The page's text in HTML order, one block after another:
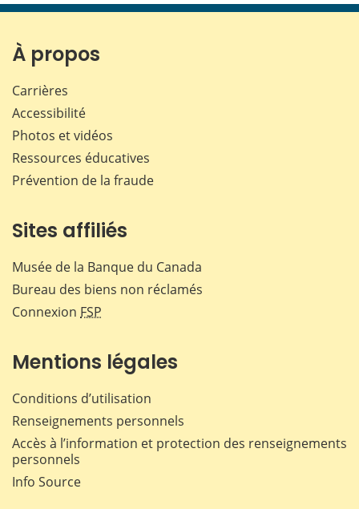
page page page page
À propos
Carrières
Accessibilité
Photos et vidéos
Ressources éducatives
Prévention de la fraude
Sites affiliés
Musée de la Banque du Canada
Bureau des biens non réclamés
Connexion FSP
Mentions légales
Conditions d’utilisation
Renseignements personnels
Accès à l’information et protection des renseignements
personnels
Info Source